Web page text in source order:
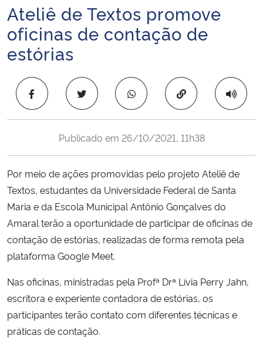
Ministério da Infraestrutura
Ministério da Agricultura, Pecuária e Abastecimento
Ministério da Educação
Ministério de Minas e Energia
Ministério da Ciência, Tecnologia, Inovações e Comunicações
Ministério do Meio Ambiente
Ministério do Desenvolvimento Regional
Controladoria-Geral da União
Início do conteúdo
Ateliê de Textos promove
oficinas de contação de
estórias
Copiar para área
Publicado em 26/10/2021, 11h38
Por meio de ações promovidas pelo projeto Ateliê de
Textos, estudantes da Universidade Federal de Santa
Maria e da Escola Municipal Antônio Gonçalves do
Amaral terão a oportunidade de participar de oficinas de
contação de estórias, realizadas de forma remota pela
plataforma Google Meet.
Nas oficinas, ministradas pela Profª Drª Lívia Perry Jahn,
escritora e experiente contadora de estórias, os
participantes terão contato com diferentes técnicas e
práticas de contação.